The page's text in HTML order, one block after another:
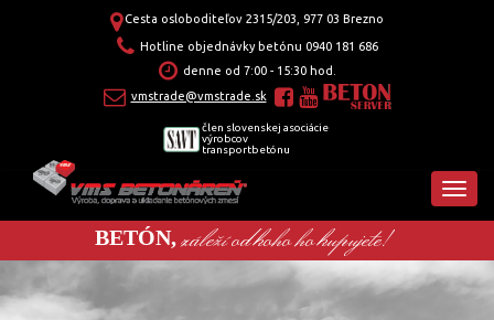
Cesta osloboditeľov 2315/203, 977 03 Brezno
Hotline objednávky betónu 0940 181 686
denne od 7:00 - 15:30 hod.
vmstrade@vmstrade.sk
člen slovenskej asociácie
výrobcov
transportbetónu
BETÓN,záleží od koho ho kupujete!